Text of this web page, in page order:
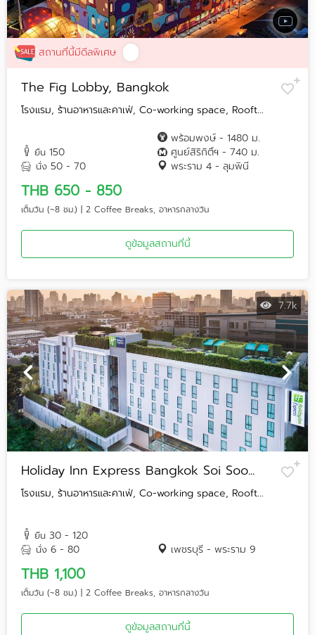
สถานที่นี้มีดีลพิเศษ
The Fig Lobby, Bangkok
โรงแรม, ร้านอาหารและคาเฟ่, Co-working space, Rooft...
ยืน 150
นั่ง 50 - 70
พร้อมพงษ์ - 1480 ม.
ศูนย์สิริกิติ์ฯ - 740 ม.
พระราม 4 - ลุมพินี
THB 650 - 850
เต็มวัน (~8 ชม.) | 2 Coffee Breaks, อาหารกลางวัน
ดูข้อมูลสถานที่นี้
7.7k
Holiday Inn Express Bangkok Soi Soo...
โรงแรม, ร้านอาหารและคาเฟ่, Co-working space, Rooft...
ยืน 30 - 120
นั่ง 6 - 80 เพชรบุรี - พระราม 9
THB 1,100
เต็มวัน (~8 ชม.) | 2 Coffee Breaks, อาหารกลางวัน
ดูข้อมูลสถานที่นี้